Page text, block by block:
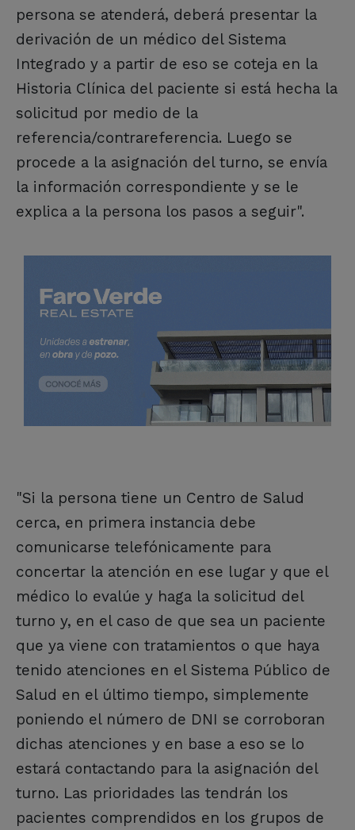
persona se atenderá, deberá presentar la
derivación de un médico del Sistema
Integrado y a partir de eso se coteja en la
Historia Clínica del paciente si está hecha la
solicitud por medio de la
referencia/contrareferencia. Luego se
procede a la asignación del turno, se envía
la información correspondiente y se le
explica a la persona los pasos a seguir".
"Si la persona tiene un Centro de Salud
cerca, en primera instancia debe
comunicarse telefónicamente para
concertar la atención en ese lugar y que el
médico lo evalúe y haga la solicitud del
turno y, en el caso de que sea un paciente
que ya viene con tratamientos o que haya
tenido atenciones en el Sistema Público de
Salud en el último tiempo, simplemente
poniendo el número de DNI se corroboran
dichas atenciones y en base a eso se lo
estará contactando para la asignación del
turno. Las prioridades las tendrán los
pacientes comprendidos en los grupos de